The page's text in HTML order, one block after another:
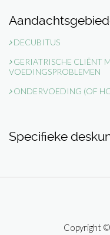
DECUBITUS
GERIATRISCHE CLIËNT
VOEDINGSPROBLEMEN
ONDERVOEDING (OF
Specifieke
Copyright